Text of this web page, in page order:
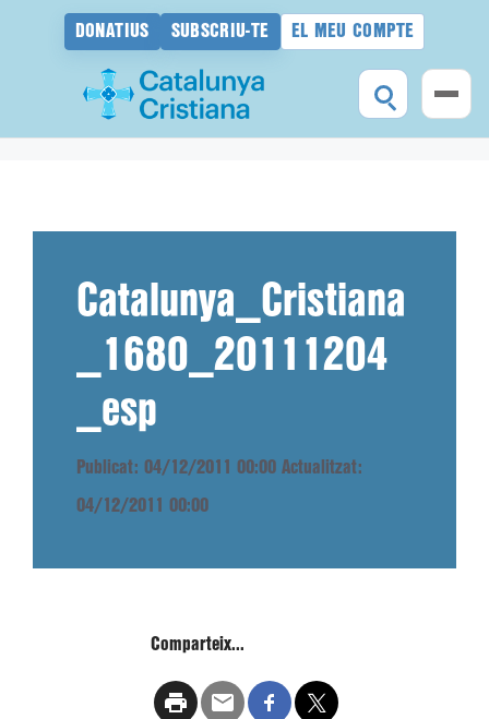
DONATIUS SUBSCRIU-TE EL MEU COMPTE
Catalunya_Cristiana
_1680_20111204
_esp
Publicat: 04/12/2011 00:00 Actualitzat:
04/12/2011 00:00
Comparteix...